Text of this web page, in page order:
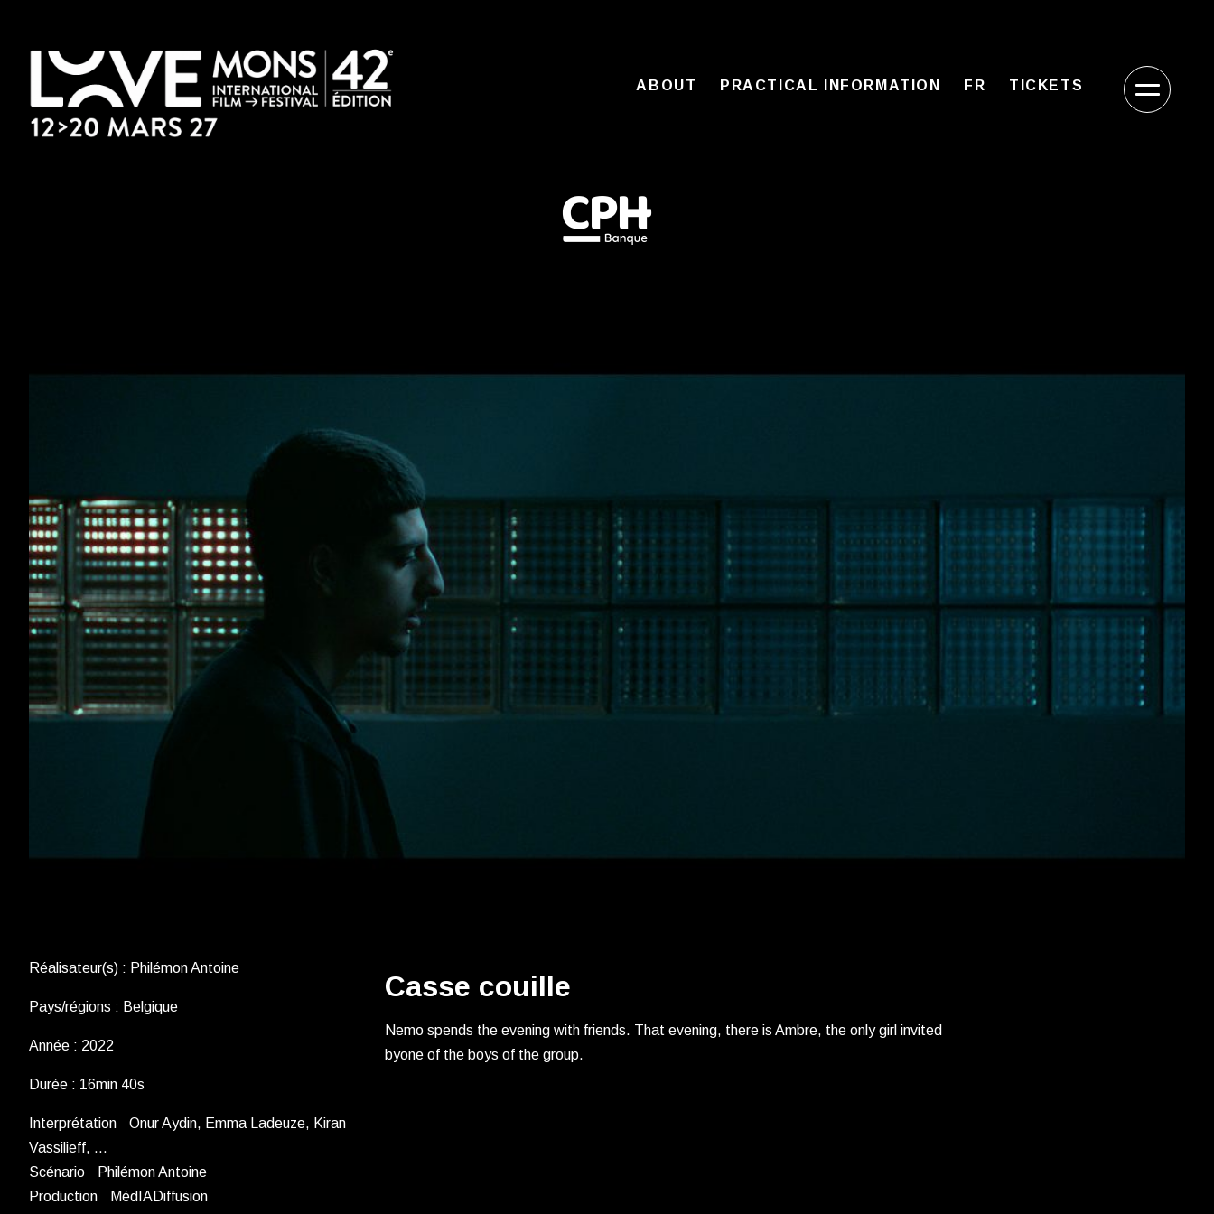
ABOUT PRACTICAL INFORMATION FR TICKETS
Réalisateur(s) : Philémon Antoine
Pays/régions : Belgique
Année : 2022
Durée : 16min 40s
Interprétation Onur Aydin, Emma Ladeuze, Kiran
Vassilieff, …
Scénario Philémon Antoine
Production MédIADiffusion
Casse couille
Nemo spends the evening with friends. That evening, there is Ambre, the only girl invited
byone of the boys of the group.